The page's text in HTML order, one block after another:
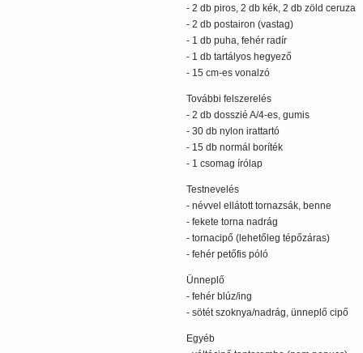
- 2 db piros, 2 db kék, 2 db zöld ceruza
- 2 db postairon (vastag)
- 1 db puha, fehér radír
- 1 db tartályos hegyező
- 15 cm-es vonalzó
További felszerelés
- 2 db dosszié A/4-es, gumis
- 30 db nylon irattartó
- 15 db normál boríték
- 1 csomag írólap
Testnevelés
- névvel ellátott tornazsák, benne
- fekete torna nadrág
- tornacipő (lehetőleg tépőzáras)
- fehér petőfis póló
Ünneplő
- fehér blúz/ing
- sötét szoknya/nadrág, ünneplő cipő
Egyéb